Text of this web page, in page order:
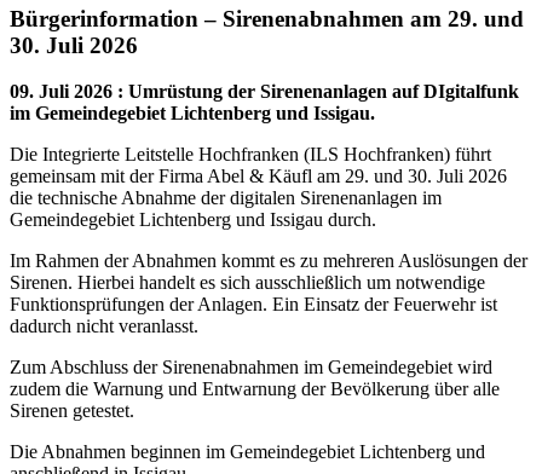
Bürgerinformation – Sirenenabnahmen am 29. und
30. Juli 2026
09. Juli 2026 : Umrüstung der Sirenenanlagen auf DIgitalfunk
im Gemeindegebiet Lichtenberg und Issigau.
Die Integrierte Leitstelle Hochfranken (ILS Hochfranken) führt
gemeinsam mit der Firma Abel & Käufl am 29. und 30. Juli 2026
die technische Abnahme der digitalen Sirenenanlagen im
Gemeindegebiet Lichtenberg und Issigau durch.
Im Rahmen der Abnahmen kommt es zu mehreren Auslösungen der
Sirenen. Hierbei handelt es sich ausschließlich um notwendige
Funktionsprüfungen der Anlagen. Ein Einsatz der Feuerwehr ist
dadurch nicht veranlasst.
Zum Abschluss der Sirenenabnahmen im Gemeindegebiet wird
zudem die Warnung und Entwarnung der Bevölkerung über alle
Sirenen getestet.
Die Abnahmen beginnen im Gemeindegebiet Lichtenberg und